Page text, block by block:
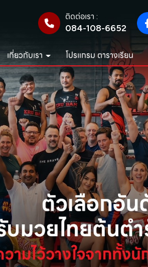
ติดต่อเรา :
084-108-6652
เกี่ยวกับเรา โปรแกรม ตารางเรียน